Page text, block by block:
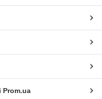
Prom.ua